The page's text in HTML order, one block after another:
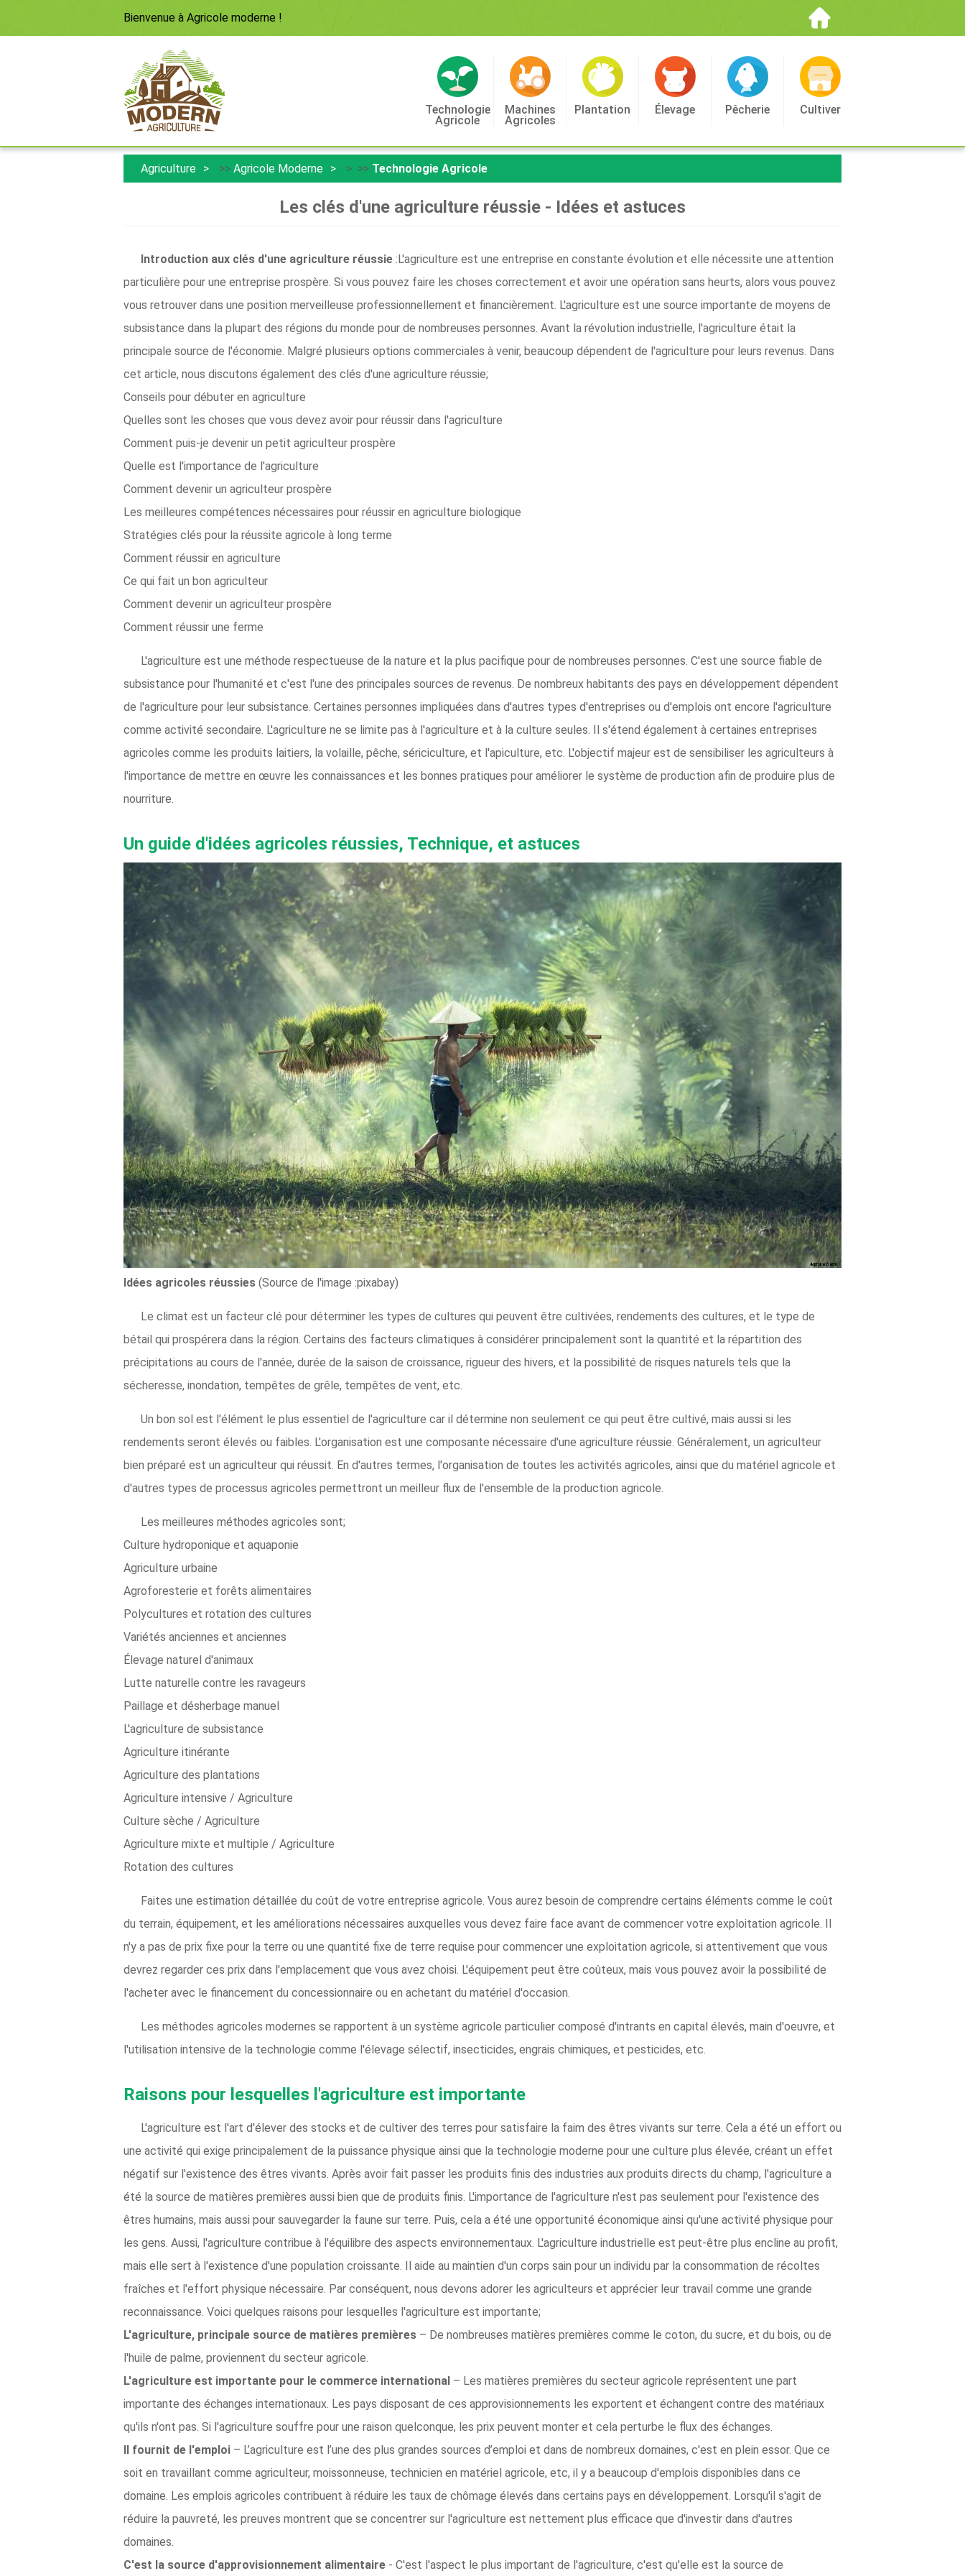
Bienvenue à Agricole moderne !
Technologie
Agricole
Machines
Agricoles
Plantation Élevage Pêcherie Cultiver
Agriculture >> Agricole Moderne > >> Technologie Agricole
Les clés d'une agriculture réussie - Idées et astuces
Introduction aux clés d'une agriculture réussie :L'agriculture est une entreprise en constante évolution et elle nécessite une attention
particulière pour une entreprise prospère. Si vous pouvez faire les choses correctement et avoir une opération sans heurts, alors vous pouvez
vous retrouver dans une position merveilleuse professionnellement et financièrement. L'agriculture est une source importante de moyens de
subsistance dans la plupart des régions du monde pour de nombreuses personnes. Avant la révolution industrielle, l'agriculture était la
principale source de l'économie. Malgré plusieurs options commerciales à venir, beaucoup dépendent de l'agriculture pour leurs revenus. Dans
cet article, nous discutons également des clés d'une agriculture réussie;
Conseils pour débuter en agriculture
Quelles sont les choses que vous devez avoir pour réussir dans l'agriculture
Comment puis-je devenir un petit agriculteur prospère
Quelle est l'importance de l'agriculture
Comment devenir un agriculteur prospère
Les meilleures compétences nécessaires pour réussir en agriculture biologique
Stratégies clés pour la réussite agricole à long terme
Comment réussir en agriculture
Ce qui fait un bon agriculteur
Comment devenir un agriculteur prospère
Comment réussir une ferme
L'agriculture est une méthode respectueuse de la nature et la plus pacifique pour de nombreuses personnes. C'est une source fiable de
subsistance pour l'humanité et c'est l'une des principales sources de revenus. De nombreux habitants des pays en développement dépendent
de l'agriculture pour leur subsistance. Certaines personnes impliquées dans d'autres types d'entreprises ou d'emplois ont encore l'agriculture
comme activité secondaire. L'agriculture ne se limite pas à l'agriculture et à la culture seules. Il s'étend également à certaines entreprises
agricoles comme les produits laitiers, la volaille, pêche, sériciculture, et l'apiculture, etc. L'objectif majeur est de sensibiliser les agriculteurs à
l'importance de mettre en œuvre les connaissances et les bonnes pratiques pour améliorer le système de production afin de produire plus de
nourriture.
Un guide d'idées agricoles réussies, Technique, et astuces
Idées agricoles réussies (Source de l'image :pixabay)
Le climat est un facteur clé pour déterminer les types de cultures qui peuvent être cultivées, rendements des cultures, et le type de
bétail qui prospérera dans la région. Certains des facteurs climatiques à considérer principalement sont la quantité et la répartition des
précipitations au cours de l'année, durée de la saison de croissance, rigueur des hivers, et la possibilité de risques naturels tels que la
sécheresse, inondation, tempêtes de grêle, tempêtes de vent, etc.
Un bon sol est l'élément le plus essentiel de l'agriculture car il détermine non seulement ce qui peut être cultivé, mais aussi si les
rendements seront élevés ou faibles. L'organisation est une composante nécessaire d'une agriculture réussie. Généralement, un agriculteur
bien préparé est un agriculteur qui réussit. En d'autres termes, l'organisation de toutes les activités agricoles, ainsi que du matériel agricole et
d'autres types de processus agricoles permettront un meilleur flux de l'ensemble de la production agricole.
Les meilleures méthodes agricoles sont;
Culture hydroponique et aquaponie
Agriculture urbaine
Agroforesterie et forêts alimentaires
Polycultures et rotation des cultures
Variétés anciennes et anciennes
Élevage naturel d'animaux
Lutte naturelle contre les ravageurs
Paillage et désherbage manuel
L'agriculture de subsistance
Agriculture itinérante
Agriculture des plantations
Agriculture intensive / Agriculture
Culture sèche / Agriculture
Agriculture mixte et multiple / Agriculture
Rotation des cultures
Faites une estimation détaillée du coût de votre entreprise agricole. Vous aurez besoin de comprendre certains éléments comme le coût
du terrain, équipement, et les améliorations nécessaires auxquelles vous devez faire face avant de commencer votre exploitation agricole. Il
n'y a pas de prix fixe pour la terre ou une quantité fixe de terre requise pour commencer une exploitation agricole, si attentivement que vous
devrez regarder ces prix dans l'emplacement que vous avez choisi. L'équipement peut être coûteux, mais vous pouvez avoir la possibilité de
l'acheter avec le financement du concessionnaire ou en achetant du matériel d'occasion.
Les méthodes agricoles modernes se rapportent à un système agricole particulier composé d'intrants en capital élevés, main d'oeuvre, et
l'utilisation intensive de la technologie comme l'élevage sélectif, insecticides, engrais chimiques, et pesticides, etc.
Raisons pour lesquelles l'agriculture est importante
L'agriculture est l'art d'élever des stocks et de cultiver des terres pour satisfaire la faim des êtres vivants sur terre. Cela a été un effort ou
une activité qui exige principalement de la puissance physique ainsi que la technologie moderne pour une culture plus élevée, créant un effet
négatif sur l'existence des êtres vivants. Après avoir fait passer les produits finis des industries aux produits directs du champ, l'agriculture a
été la source de matières premières aussi bien que de produits finis. L'importance de l'agriculture n'est pas seulement pour l'existence des
êtres humains, mais aussi pour sauvegarder la faune sur terre. Puis, cela a été une opportunité économique ainsi qu'une activité physique pour
les gens. Aussi, l'agriculture contribue à l'équilibre des aspects environnementaux. L'agriculture industrielle est peut-être plus encline au profit,
mais elle sert à l'existence d'une population croissante. Il aide au maintien d'un corps sain pour un individu par la consommation de récoltes
fraîches et l'effort physique nécessaire. Par conséquent, nous devons adorer les agriculteurs et apprécier leur travail comme une grande
reconnaissance. Voici quelques raisons pour lesquelles l'agriculture est importante;
L'agriculture, principale source de matières premières – De nombreuses matières premières comme le coton, du sucre, et du bois, ou de
l'huile de palme, proviennent du secteur agricole.
L'agriculture est importante pour le commerce international – Les matières premières du secteur agricole représentent une part
importante des échanges internationaux. Les pays disposant de ces approvisionnements les exportent et échangent contre des matériaux
qu'ils n'ont pas. Si l'agriculture souffre pour une raison quelconque, les prix peuvent monter et cela perturbe le flux des échanges.
Il fournit de l'emploi – L’agriculture est l’une des plus grandes sources d’emploi et dans de nombreux domaines, c'est en plein essor. Que ce
soit en travaillant comme agriculteur, moissonneuse, technicien en matériel agricole, etc, il y a beaucoup d'emplois disponibles dans ce
domaine. Les emplois agricoles contribuent à réduire les taux de chômage élevés dans certains pays en développement. Lorsqu'il s'agit de
réduire la pauvreté, les preuves montrent que se concentrer sur l'agriculture est nettement plus efficace que d'investir dans d'autres
domaines.
C'est la source d'approvisionnement alimentaire - C'est l'aspect le plus important de l'agriculture, c'est qu'elle est la source de